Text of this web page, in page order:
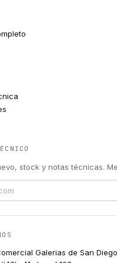
stock y notas técnicas.
Galerias de San Diego